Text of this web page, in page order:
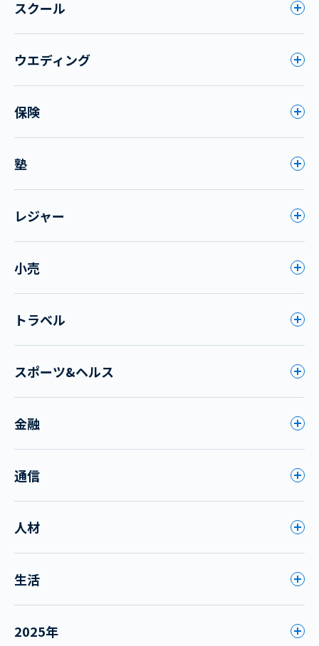
スクール
ウエディング
保険
塾
レジャー
小売
トラベル
スポーツ&ヘルス
金融
通信
人材
生活
2025年